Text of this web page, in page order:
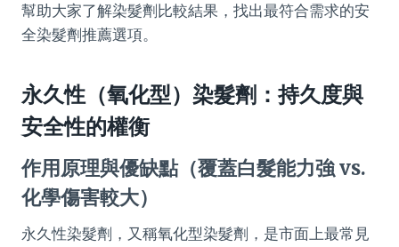
幫助大家了解染髮劑比較結果，找出最符合需求的安
全染髮劑推薦選項。
永久性（氧化型）染髮劑：持久度與
安全性的權衡
作用原理與優缺點（覆蓋白髮能力強 vs.
化學傷害較大）
永久性染髮劑，又稱氧化型染髮劑，是市面上最常見